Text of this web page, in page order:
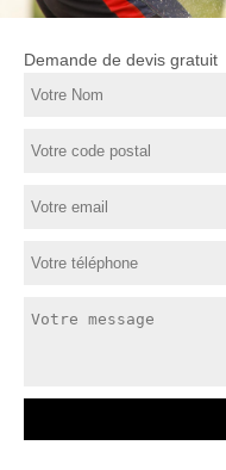
Demande de devis gratuit